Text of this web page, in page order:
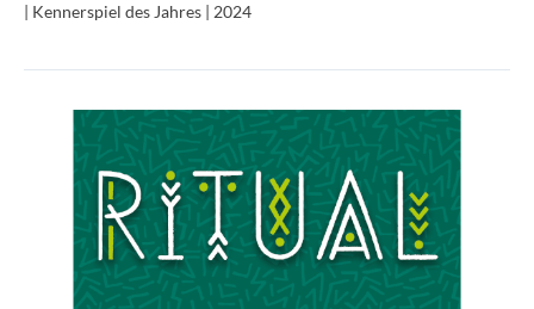
| Kennerspiel des Jahres | 2024